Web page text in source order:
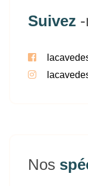
Suivez
Nos